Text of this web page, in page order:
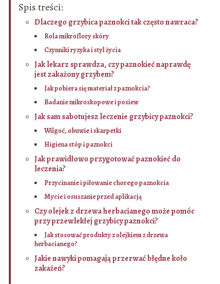
Spis treści:
Dlaczego grzybica paznokci tak często nawraca?
Rola mikroflory skóry
Czynniki ryzyka i styl życia
Jak lekarz sprawdza, czy paznokieć naprawdę
jest zakażony grzybem?
Jak pobiera się materiał z paznokcia?
Badanie mikroskopowe i posiew
Jak sam sabotujesz leczenie grzybicy paznokci?
Wilgoć, obuwie i skarpetki
Higiena stóp i paznokci
Jak prawidłowo przygotować paznokieć do
leczenia?
Przycinanie i piłowanie chorego paznokcia
Mycie i osuszanie przed aplikacją
Czy olejek z drzewa herbacianego może pomóc
przy przewlekłej grzybicy paznokci?
Jak stosować produkty z olejkiem z drzewa
herbacianego?
Jakie nawyki pomagają przerwać błędne koło
zakażeń?